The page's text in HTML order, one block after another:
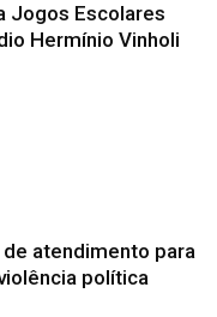
Jogos Escolares
Hermínio Vinholi
de atendimento para
política